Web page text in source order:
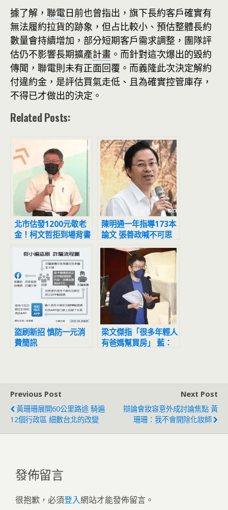
據了解， 聯電日前也曾指出，旗下長約客戶確實有
無法履約拉貨的跡象，但占比較小、預估整體長約
數量會持續增加，部分短期客戶需求調整，團隊評
估仍不影響長期擴產計畫 。而針對這次爆出的毀約
傳聞，聯電則未有正面回覆。而義隆此次決定解約
付違約金，是評估買氣走低、且為確實控管庫存，
不得已才做出的決定。
Related Posts:
北市估發1200元敬老
金！柯文哲拒到場背書
黃珊珊代打
陳明通一年指導173本
論文 張善政喊不可思
議：天文數字
盜刷新招 慎防一元消
費簡訊
梁文傑指「很多年輕人
有爸媽幫買房」 藍：
Previous Post
黃珊珊展開60公里路途 騎遍
12個行政區 細數台北的改變
Next Post
辯論會妝容意外成討論焦點 黃
珊珊：我不會開除化妝師
發佈留言
很抱歉，必須登入網站才能發佈留言。